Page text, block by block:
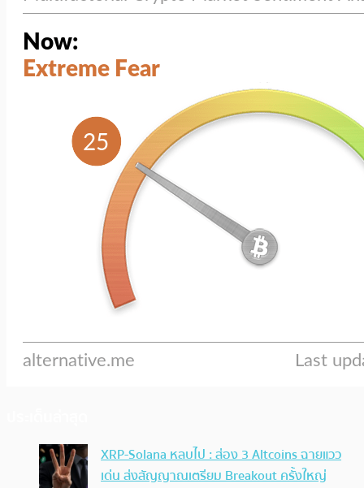
XRP-Solana หลบไป : ส่อง 3 Altcoins ฉายแวว
เด่น ส่งสัญญาณเตรียม Breakout ครั้งใหญ่